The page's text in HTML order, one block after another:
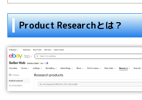
Product Researchとは？